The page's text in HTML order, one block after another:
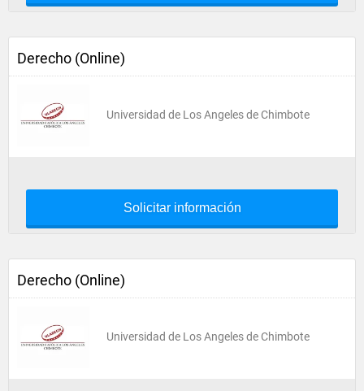
Derecho (Online)
Universidad de Los Angeles de Chimbote
Solicitar información
Derecho (Online)
Universidad de Los Angeles de Chimbote